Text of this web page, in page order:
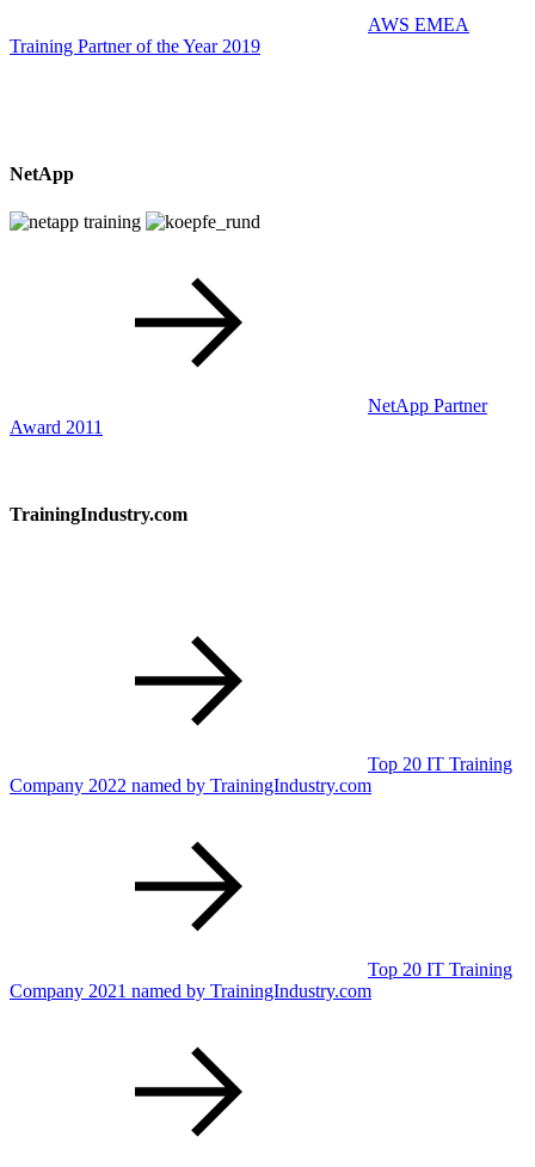
AWS EMEA
Training Partner of the Year 2019
NetApp
NetApp Partner
Award 2011
TrainingIndustry.com
Top 20 IT Training
Company 2022 named by TrainingIndustry.com
Top 20 IT Training
Company 2021 named by TrainingIndustry.com